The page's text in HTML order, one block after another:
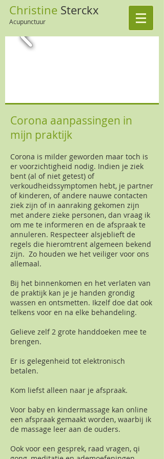
Christine Sterckx
Acupunctuur
Corona aanpassingen in
mijn praktijk
Corona is milder geworden maar toch is
er voorzichtigheid nodig. Indien je ziek
bent (al of niet getest) of
verkoudheidssymptomen hebt, je partner
of kinderen, of andere nauwe contacten
ziek zijn of in aanraking gekomen zijn
met andere zieke personen, dan vraag ik
om me te informeren en de afspraak te
annuleren. Respecteer alsjeblieft de
regels die hieromtrent algemeen bekend
zijn. Zo houden we het veiliger voor ons
allemaal.
Bij het binnenkomen en het verlaten van
de praktijk kan je je handen grondig
wassen en ontsmetten. Ikzelf doe dat ook
telkens voor en na elke behandeling.
Gelieve zelf 2 grote handdoeken mee te
brengen.
Er is gelegenheid tot elektronisch
betalen.
Kom liefst alleen naar je afspraak.
Voor baby en kindermassage kan online
een afspraak gemaakt worden, waarbij ik
de massage leer aan de ouders.
Ook voor een gesprek, raad vragen, qi